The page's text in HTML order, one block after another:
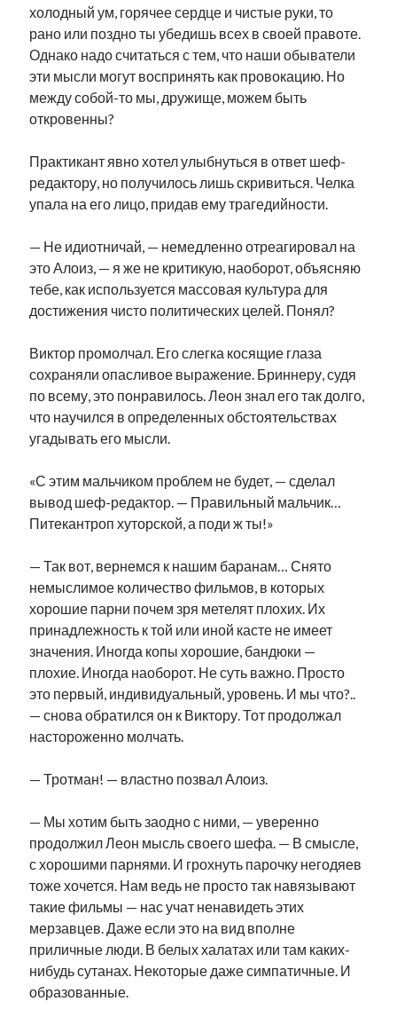
холодный ум, горячее сердце и чистые руки, то
рано или поздно ты убедишь всех в своей правоте.
Однако надо считаться с тем, что наши обыватели
эти мысли могут воспринять как провокацию. Но
между собой-то мы, дружище, можем быть
откровенны?
Практикант явно хотел улыбнуться в ответ шеф-
редактору, но получилось лишь скривиться. Челка
упала на его лицо, придав ему трагедийности.
— Не идиотничай, — немедленно отреагировал на
это Алоиз, — я же не критикую, наоборот, объясняю
тебе, как используется массовая культура для
достижения чисто политических целей. Понял?
Виктор промолчал. Его слегка косящие глаза
сохраняли опасливое выражение. Бриннеру, судя
по всему, это понравилось. Леон знал его так долго,
что научился в определенных обстоятельствах
угадывать его мысли.
«С этим мальчиком проблем не будет, — сделал
вывод шеф-редактор. — Правильный мальчик…
Питекантроп хуторской, а поди ж ты!»
— Так вот, вернемся к нашим баранам… Снято
немыслимое количество фильмов, в которых
хорошие парни почем зря метелят плохих. Их
принадлежность к той или иной касте не имеет
значения. Иногда копы хорошие, бандюки —
плохие. Иногда наоборот. Не суть важно. Просто
это первый, индивидуальный, уровень. И мы что?..
— снова обратился он к Виктору. Тот продолжал
настороженно молчать.
— Тротман! — властно позвал Алоиз.
— Мы хотим быть заодно с ними, — уверенно
продолжил Леон мысль своего шефа. — В смысле,
с хорошими парнями. И грохнуть парочку негодяев
тоже хочется. Нам ведь не просто так навязывают
такие фильмы — нас учат ненавидеть этих
мерзавцев. Даже если это на вид вполне
приличные люди. В белых халатах или там каких-
нибудь сутанах. Некоторые даже симпатичные. И
образованные.